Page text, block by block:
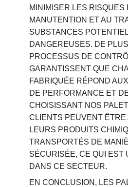
MINIMISER LES RISQUES
MANUTENTION ET AU
SUBSTANCES
DANGEREUSES. DE
PROCESSUS DE
GARANTISSENT QUE
FABRIQUÉE RÉPOND
DE PERFORMANCE ET
CHOISISSANT NOS
CLIENTS PEUVENT ÊTRE
LEURS PRODUITS
TRANSPORTÉS DE
SÉCURISÉE, CE QUI EST
DANS CE SECTEUR.
EN CONCLUSION, LES